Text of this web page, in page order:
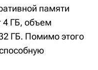
памяти
4 ГБ, объем
ГБ. Помимо этого